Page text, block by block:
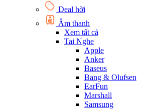
Deal hời
Âm thanh
Xem tất cả
Tai Nghe
Apple
Anker
Baseus
Bang & Olufsen
EarFun
Marshall
Samsung